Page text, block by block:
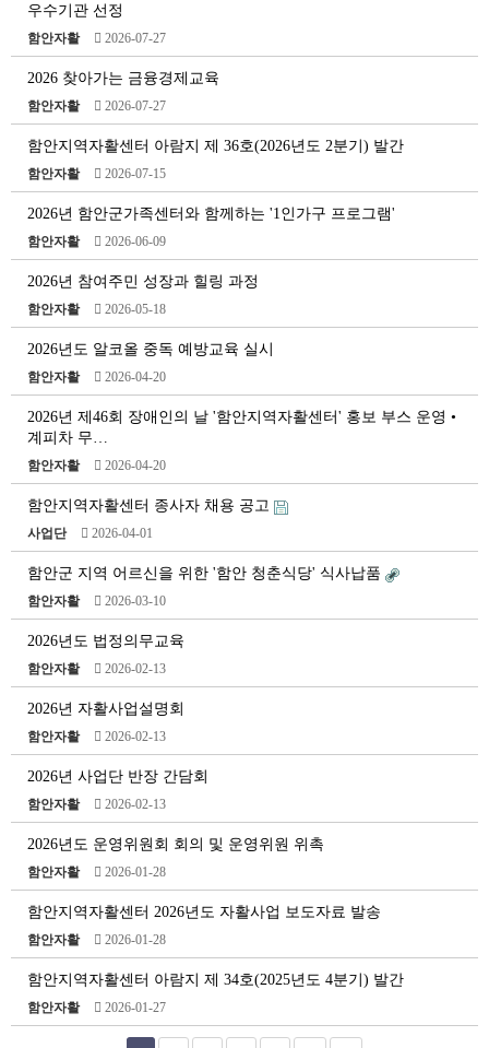
우수기관 선정
함안자활 2026-07-27
2026 찾아가는 금융경제교육
함안자활 2026-07-27
함안지역자활센터 아람지 제 36호(2026년도 2분기) 발간
함안자활 2026-07-15
2026년 함안군가족센터와 함께하는 '1인가구 프로그램'
함안자활 2026-06-09
2026년 참여주민 성장과 힐링 과정
함안자활 2026-05-18
2026년도 알코올 중독 예방교육 실시
함안자활 2026-04-20
2026년 제46회 장애인의 날 '함안지역자활센터' 홍보 부스 운영 •
계피차 무…
함안자활 2026-04-20
함안지역자활센터 종사자 채용 공고
사업단 2026-04-01
함안군 지역 어르신을 위한 '함안 청춘식당' 식사납품
함안자활 2026-03-10
2026년도 법정의무교육
함안자활 2026-02-13
2026년 자활사업설명회
함안자활 2026-02-13
2026년 사업단 반장 간담회
함안자활 2026-02-13
2026년도 운영위원회 회의 및 운영위원 위촉
함안자활 2026-01-28
함안지역자활센터 2026년도 자활사업 보도자료 발송
함안자활 2026-01-28
함안지역자활센터 아람지 제 34호(2025년도 4분기) 발간
함안자활 2026-01-27